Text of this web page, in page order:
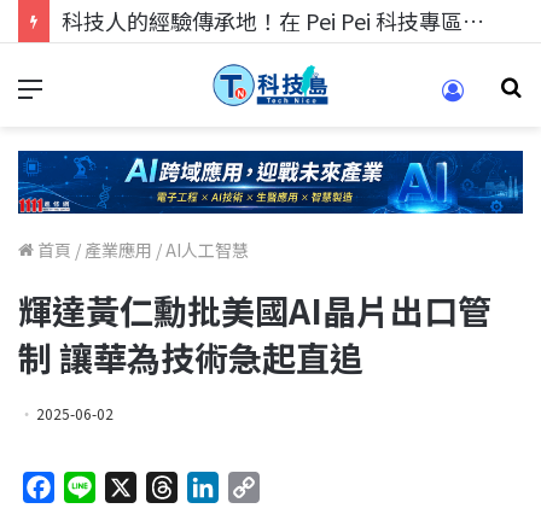
科技人的經驗傳承地！在 Pei Pei 科技專區，與學弟妹交流最硬核的技術
首頁 / 產業應用 /AI人工智慧
輝達黃仁勳批美國AI晶片出口管
制 讓華為技術急起直追
2025-06-02